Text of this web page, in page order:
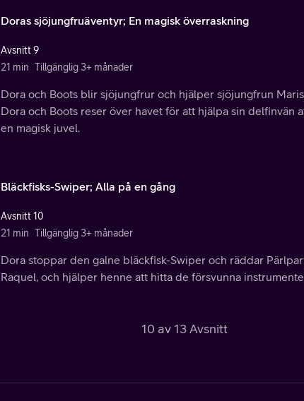
Doras sjöjungfruäventyr; En magisk överraskning
Avsnitt 9
21 min Tillgänglig 3+ månader
Dora och Boots blir sjöjungfrur och hjälper sjöjungfrun
Dora och Boots reser över havet för att hjälpa sin delfinvän
en magisk juvel.
Bläckfisks-Swiper; Alla på en gång
Avsnitt 10
21 min Tillgänglig 3+ månader
Dora stoppar den galne bläckfisk-Swiper och räddar
Raquel, och hjälper henne att hitta de försvunna
10 av 13 Avsnitt